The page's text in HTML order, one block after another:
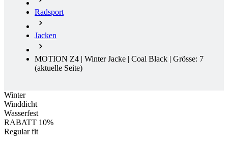
MOTION Z4 | Winter Jacke | Coal Black | Grösse: 7
(aktuelle Seite)
Winddicht
Wasserfest
Winter
Winddicht
Wasserfest
Rabatt RABATT 10%